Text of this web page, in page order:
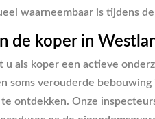
waarneembaar is tijdens
de koper in
u als koper een actieve
soms verouderde
ontdekken. Onze